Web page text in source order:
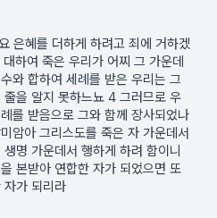
은혜를 더하게 하려고 죄에 거하겠
하여 죽은 우리가 어찌 그 가운데
와 합하여 세례를 받은 우리는 그
을 알지 못하느뇨 4 그러므로 우
를 받음으로 그와 함께 장사되었나
암아 그리스도를 죽은 자 가운데서
명 가운데서 행하게 하려 함이니
본받아 연합한 자가 되었으면 또
자가 되리라